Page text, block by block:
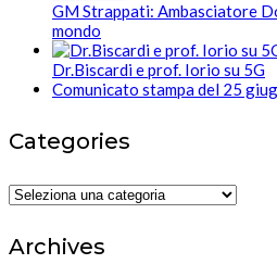
GM Strappati: Ambasciatore
mondo
Dr.Biscardi e prof. Iorio su 5G
Comunicato stampa del 25
Categories
Categories
Archives